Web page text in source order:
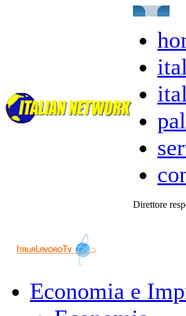
Direttore
Economia e